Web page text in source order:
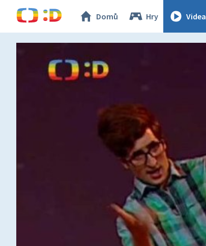
Domů Hry Videa